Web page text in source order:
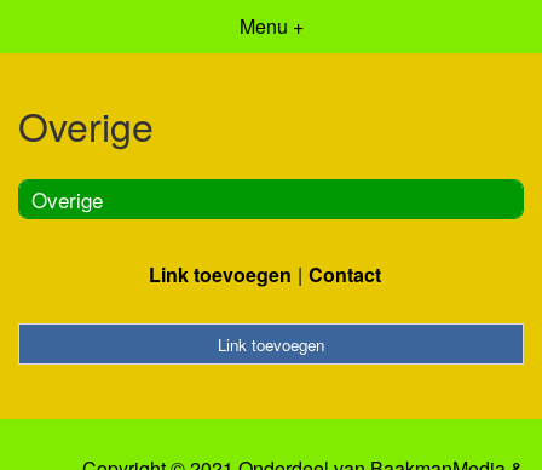
Menu +
Overige
Overige
Link toevoegen Contact
Link toevoegen